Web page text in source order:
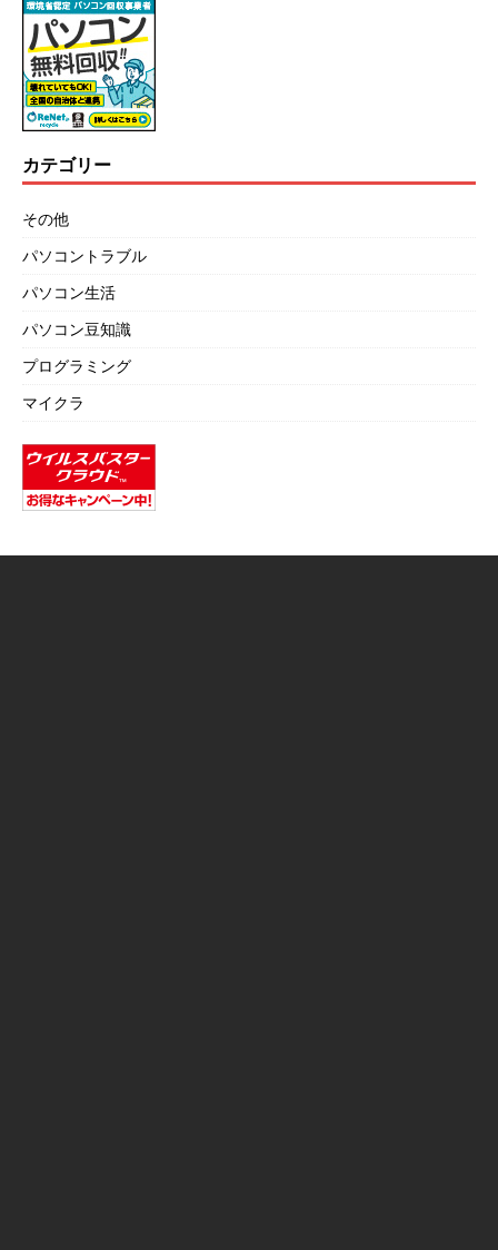
カテゴリー
その他
パソコントラブル
パソコン生活
パソコン豆知識
プログラミング
マイクラ